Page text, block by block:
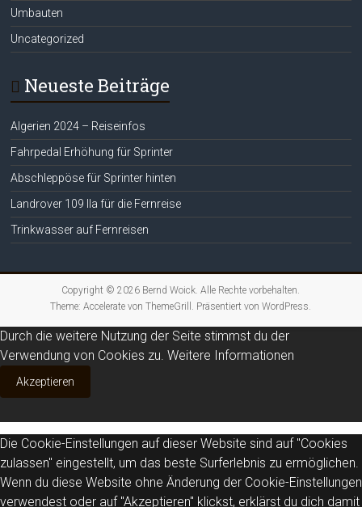
Umbauten
Uncategorized
Neueste Beiträge
Algerien 2024 – Reiseinfos
Fahrpedal Erhöhung für Sprinter
Abschleppöse für Sprinter hinten
Landrover 109 IIa für die Fernreise
Trinkwasser auf Fernreisen
Copyright © 2026 Bernd Woick. Alle Rechte vorbehalten.
Theme:Accelerate von ThemeGrill. Präsentiert vonWordPress.
Durch die weitere Nutzung der Seite stimmst du der
Verwendung von Cookies zu. Weitere Informationen
Akzeptieren
Die Cookie-Einstellungen auf dieser Website sind auf "Cookies
zulassen" eingestellt, um das beste Surferlebnis zu ermöglichen.
Wenn du diese Website ohne Änderung der Cookie-Einstellungen
verwendest oder auf "Akzeptieren" klickst, erklärst du dich damit